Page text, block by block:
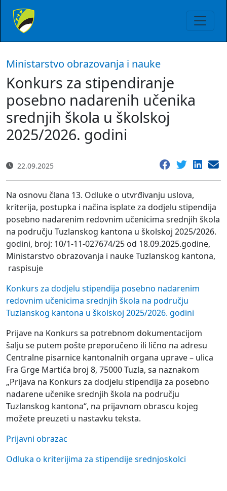
Ministarstvo obrazovanja i nauke
Konkurs za stipendiranje
posebno nadarenih učenika
srednjih škola u školskoj
2025/2026. godini
22.09.2025
Na osnovu člana 13. Odluke o utvrđivanju uslova,
kriterija, postupka i načina isplate za dodjelu stipendija
posebno nadarenim redovnim učenicima srednjih škola
na području Tuzlanskog kantona u školskoj 2025/2026.
godini, broj: 10/1-11-027674/25 od 18.09.2025.godine,
Ministarstvo obrazovanja i nauke Tuzlanskog kantona,
raspisuje
Konkurs za dodjelu stipendija posebno nadarenim
redovnim učenicima srednjih škola na području
Tuzlanskog kantona u školskoj 2025/2026. godini
Prijave na Konkurs sa potrebnom dokumentacijom
šalju se putem pošte preporučeno ili lično na adresu
Centralne pisarnice kantonalnih organa uprave – ulica
Fra Grge Martića broj 8, 75000 Tuzla, sa naznakom
„Prijava na Konkurs za dodjelu stipendija za posebno
nadarene učenike srednjih škola na području
Tuzlanskog kantona“, na prijavnom obrascu kojeg
možete preuzeti u nastavku teksta.
Prijavni obrazac
Odluka o kriterijima za stipendije srednjoskolci